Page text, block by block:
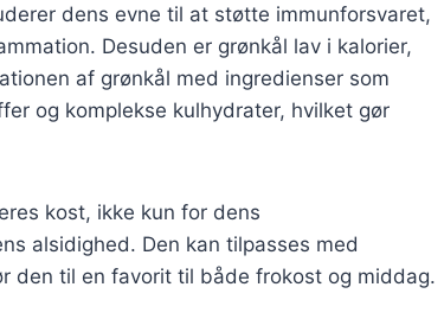
dens evne til at støtte immunforsvaret,
Desuden er grønkål lav i kalorier,
af grønkål med ingredienser som
og komplekse kulhydrater, hvilket gør
kost, ikke kun for dens
alsidighed. Den kan tilpasses med
den til en favorit til både frokost og middag.